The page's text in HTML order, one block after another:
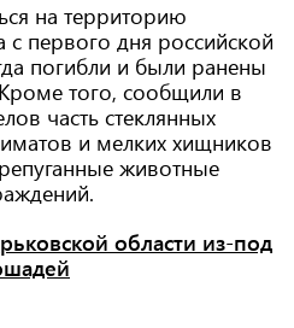
на территорию
с первого дня российской
погибли и были ранены
того, сообщили в
часть стеклянных
и мелких хищников
животные
области из-под